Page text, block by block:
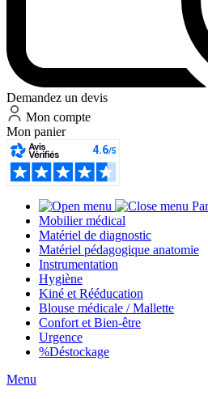
Demandez un devis
Mon compte
Mon panier
Mobilier médical
Matériel de diagnostic
Matériel pédagogique anatomie
Instrumentation
Hygiène
Kiné et Rééducation
Blouse médicale / Mallette
Confort et Bien-être
Urgence
%Déstockage
Menu